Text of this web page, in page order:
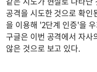
공격을 시도한 것으로 확
을 이용해 '2단계 인증'을
구글은 이번 공격에서 자
않은 것으로 보고 있다.